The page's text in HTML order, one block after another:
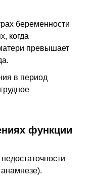
беременности
когда
превышает
в период
функции